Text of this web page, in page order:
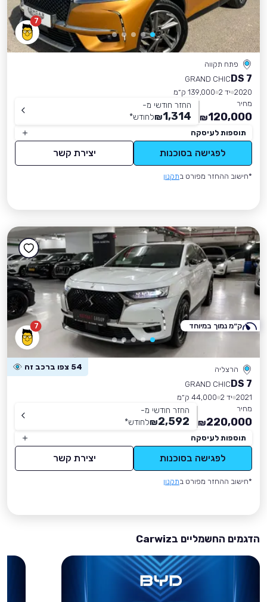
7
פתח תקווה
DS 7
GRAND CHIC
2020 יד 2
139,000 ק״מ
מחיר
120,000
₪
החזר חודשי מ-
1,314
₪לחודש*
תוספות לעיסקה
לפגישה בסוכנות יצירת קשר
*חישוב ההחזר מפורט בתקנון
7
הרצליה 54 צפו ברכב זה
DS 7
GRAND CHIC
2021 יד 2
44,000 ק״מ
מחיר
220,000
₪
החזר חודשי מ-
2,592
₪לחודש*
תוספות לעיסקה
לפגישה בסוכנות יצירת קשר
*חישוב ההחזר מפורט בתקנון
ק״מ נמוך במיוחד
הדגמים החשמליים בCarwiz